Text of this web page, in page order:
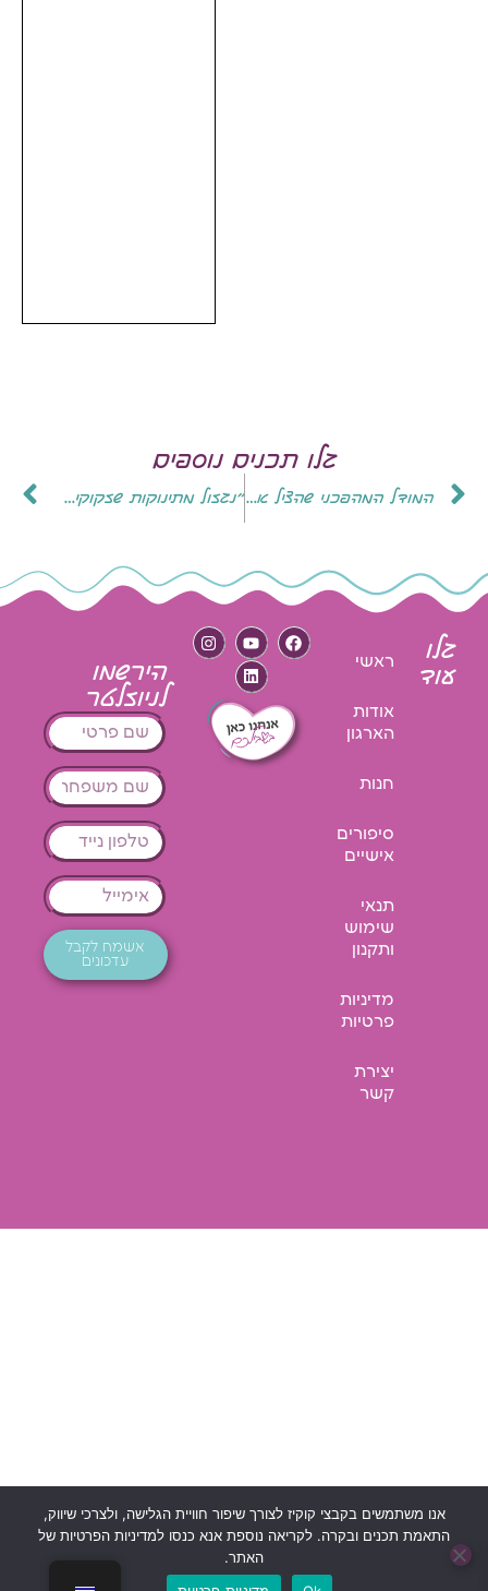
גלו תכנים נוספים
המודל המהפכני שהציל את תינוקות הפגייה – וישפר את המצב בבתי החולים "נגזול מתינוקות שזקוקים את החלב הטוב ביותר"
גלו
עוד
ראשי
אודות
הארגון
חנות
סיפורים
אישיים
תנאי
שימוש
ותקנון
מדיניות
פרטיות
יצירת
קשר
הירשמו
לניוזלטר
אשמח לקבל
עדכונים
כל הזכויות שמורות © 2024 לעמותת לה"ב
אנו משתמשים בקבצי קוקיז לצורך שיפור חוויית הגלישה, ולצרכי שיווק,
התאמת תכנים ובקרה. לקריאה נוספת אנא כנסו למדיניות הפרטיות של
האתר.